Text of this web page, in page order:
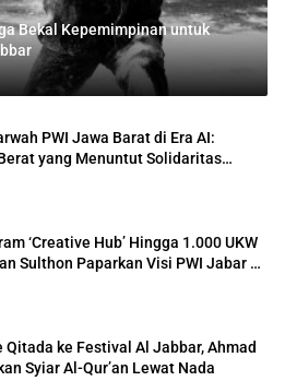
Bekal Kepemimpinan untuk
PWI Jawa Barat di Era AI:
yang Menuntut Solidaritas
‘Creative Hub’ Hingga 1.000 UKW
Sulthon Paparkan Visi PWI Jabar di
Qitada ke Festival Al Jabbar, Ahmad
Syiar Al-Qur’an Lewat Nada